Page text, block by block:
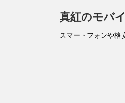
真紅のモバ
スマートフォンや格